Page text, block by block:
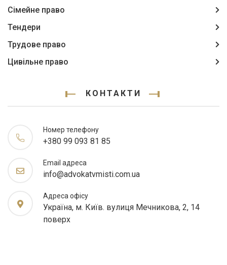
Сімейне право
Тендери
Трудове право
Цивільне право
КОНТАКТИ
Номер телефону
+380 99 093 81 85
Email адреса
info@advokatvmisti.com.ua
Адреса офісу
Україна, м. Київ. вулиця Мечникова, 2, 14
поверх